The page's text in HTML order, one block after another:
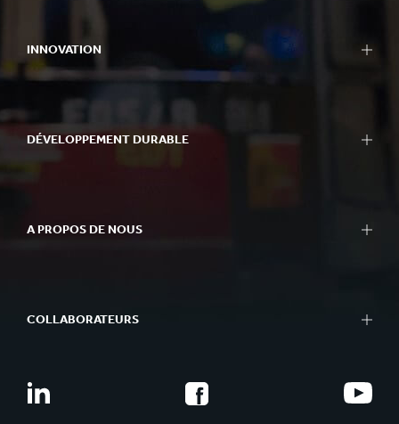
INNOVATION
DÉVELOPPEMENT DURABLE
A PROPOS DE NOUS
COLLABORATEURS